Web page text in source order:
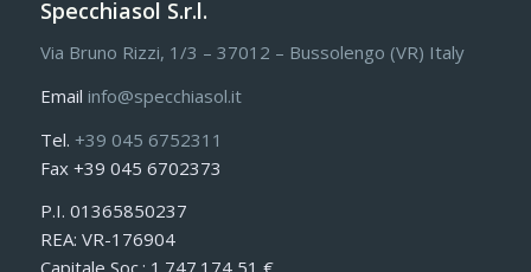
Specchiasol S.r.l.
Via Bruno Rizzi, 1/3 – 37012 – Bussolengo (VR) Italy
Email info@specchiasol.it
Tel. +39 045 6752311
Fax +39 045 6702373
P.I. 01365850237
REA: VR-176904